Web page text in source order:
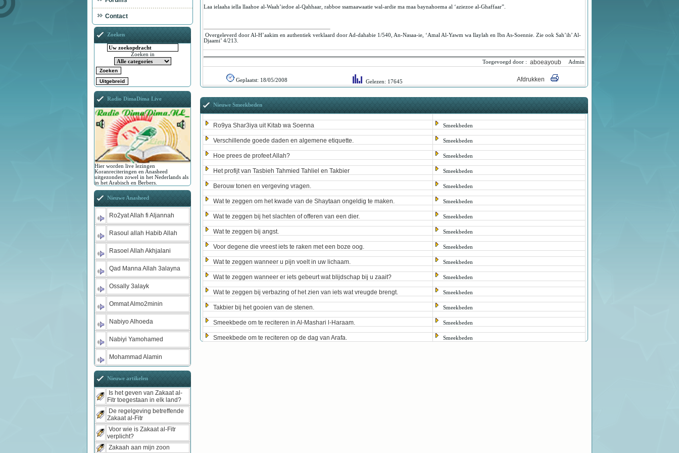
Laa ielaaha iella llaahoe al-Waah’iedoe al-Qahhaar, rabboe ssamaawaatie wal-ardie ma maa baynahoema al ‘aziezoe al-Ghaffaar”.
Overgeleverd door Al-H’aakim en authentiek verklaard door Ad-dahabie 1/540, An-Nasaa-ie, ‘Amal Al-Yawm wa llaylah en Ibn As-Soennie. Zie ook Sah’ih’ Al-
Djaami’ 4/213.
Toegevoegd door : aboeayoub Admin
Geplaatst: 18/05/2008 Gelezen: 17645 Afdrukken
Nieuwe Smeekbeden
Ro9ya Shar3iya uit Kitab wa Soenna Smeekbeden
Verschillende goede daden en algemene etiquette. Smeekbeden
Hoe prees de profeet Allah? Smeekbeden
Het profijt van Tasbieh Tahmied Tahliel en Takbier Smeekbeden
Berouw tonen en vergeving vragen. Smeekbeden
Wat te zeggen om het kwade van de Shaytaan ongeldig te maken. Smeekbeden
Wat te zeggen bij het slachten of offeren van een dier. Smeekbeden
Wat te zeggen bij angst. Smeekbeden
Voor degene die vreest iets te raken met een boze oog. Smeekbeden
Wat te zeggen wanneer u pijn voelt in uw lichaam. Smeekbeden
Wat te zeggen wanneer er iets gebeurt wat blijdschap bij u zaait? Smeekbeden
Wat te zeggen bij verbazing of het zien van iets wat vreugde brengt. Smeekbeden
Takbier bij het gooien van de stenen. Smeekbeden
Smeekbede om te reciteren in Al-Mashari l-Haraam. Smeekbeden
Smeekbede om te reciteren op de dag van Arafa. Smeekbeden
Contact
Zoeken
Zoeken in
Radio DimaDima Live
Hier worden live lezingen
Koranreciteringen en Anasheed
uitgezonden zowel in het Nederlands als
in het Arabisch en Berbers.
Nieuwe Anasheed
Ro2yat Allah fi Aljannah
Rasoul allah Habib Allah
Rasoel Allah Akhjalani
Qad Manna Allah 3alayna
Ossally 3alayk
Ommat Almo2minin
Nabiyo Alhoeda
Nabiyi Yamohamed
Mohammad Alamin
Nieuwe artikelen
Is het geven van Zakaat al-
Fitr toegestaan in elk land?
De regelgeving betreffende
Zakaat al-Fitr
Voor wie is Zakaat al-Fitr
verplicht?
Zakaah aan mijn zoon